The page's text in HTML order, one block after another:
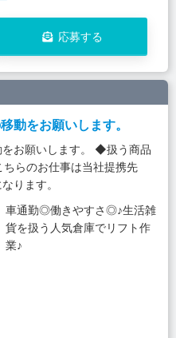
応募する
動をお願いします。
をお願いします。 ◆扱う商品
らのお仕事は当社提携先
ります。
車通勤◎働きやすさ◎♪生活雑
貨を扱う人気倉庫でリフト作
業♪